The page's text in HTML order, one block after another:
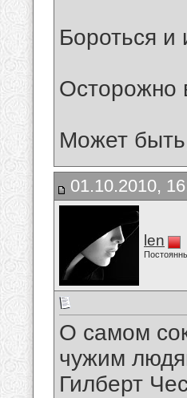
Бороться и
Осторожно
Может
01.10.2010,
len
О самом
чужим
Гилберт